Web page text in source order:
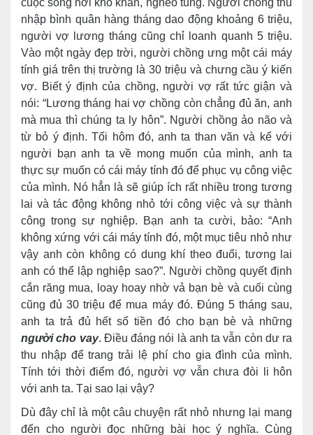
cuộc sống hơi khó khắn, nghèo túng. Người chồng thu
nhập bình quân hàng tháng dao động khoảng 6 triệu,
người vợ lương tháng cũng chỉ loanh quanh 5 triệu.
Vào một ngày đẹp trời, người chồng ưng một cái máy
tính giá trên thị trường là 30 triệu và chưng cầu ý kiến
vợ. Biết ý định của chồng, người vợ rất tức giận và
nói: “Lương tháng hai vợ chồng còn chẳng đủ ăn, anh
mà mua thì chúng ta ly hôn”. Người chồng ảo não và
từ bỏ ý định. Tối hôm đó, anh ta than vãn và kể với
người bạn anh ta về mong muốn của mình, anh ta
thực sự muốn có cái máy tính đó để phục vụ công việc
của mình. Nó hẳn là sẽ giúp ích rất nhiều trong tương
lai và tác động không nhỏ tới công việc và sự thành
công trong sự nghiệp. Bạn anh ta cười, bảo: “Anh
không xứng với cái máy tính đó, một mục tiêu nhỏ như
vậy anh còn không có dung khí theo đuổi, tương lai
anh có thể lập nghiệp sao?”. Người chồng quyết định
cắn răng mua, loay hoay nhờ vả bạn bè và cuối cùng
cũng đủ 30 triệu để mua máy đó. Đúng 5 tháng sau,
anh ta trả đủ hết số tiền đó cho bạn bè và những
người cho vay. Điều đáng nói là anh ta vẫn còn dư ra
thu nhập để trang trải lệ phí cho gia đình của mình.
Tính tới thời điểm đó, người vợ vẫn chưa đòi li hôn
với anh ta. Tại sao lại vậy?
Dù đây chỉ là một câu chuyện rất nhỏ nhưng lại mang
đến cho người đọc những bài học ý nghĩa. Cùng